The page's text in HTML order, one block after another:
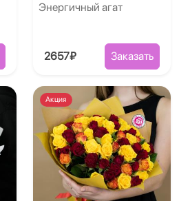
Энергичный агат
2657₽ Заказать
Акция